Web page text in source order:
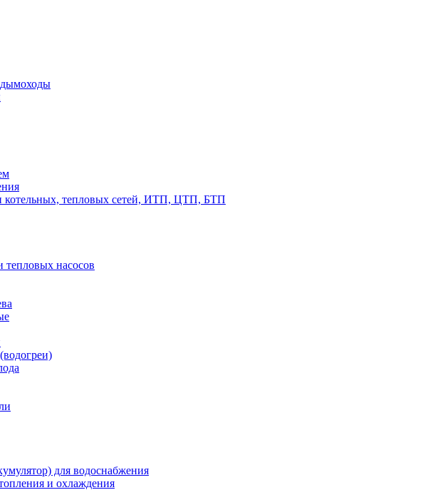
дымоходы
котельных, тепловых сетей, ИТП, ЦТП, БТП
тепловых насосов
для водоснабжения
и охлаждения